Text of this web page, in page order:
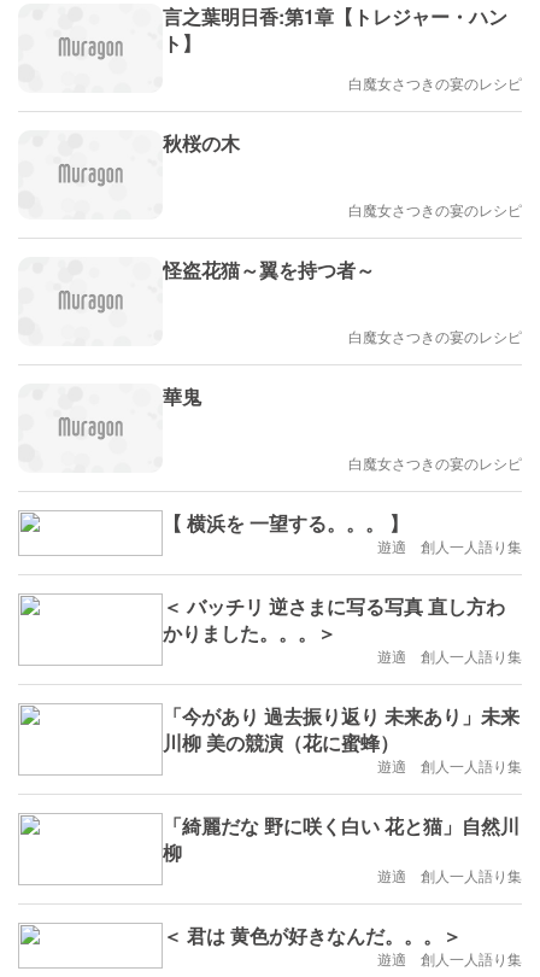
言之葉明日香:第1章【トレジャー・ハン
ト】
白魔女さつきの宴のレシピ
秋桜の木
白魔女さつきの宴のレシピ
怪盗花猫～翼を持つ者～
白魔女さつきの宴のレシピ
華鬼
白魔女さつきの宴のレシピ
【 横浜を 一望する。。。 】
遊適 創人一人語り集
＜ バッチリ 逆さまに写る写真 直し方わ
かりました。。。＞
遊適 創人一人語り集
「今があり 過去振り返り 未来あり」未来
川柳 美の競演（花に蜜蜂）
遊適 創人一人語り集
「綺麗だな 野に咲く白い 花と猫」自然川
柳
遊適 創人一人語り集
＜ 君は 黄色が好きなんだ。。。＞
遊適 創人一人語り集